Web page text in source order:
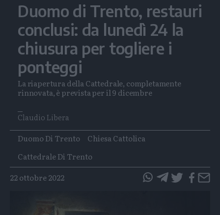
Duomo di Trento, restauri
conclusi: da lunedì 24 la
chiusura per togliere i
ponteggi
La riapertura della Cattedrale, completamente
rinnovata, è prevista per il 9 dicembre
Claudio Libera
Tags
Duomo Di Trento
Chiesa Cattolica
Cattedrale Di Trento
22 ottobre 2022